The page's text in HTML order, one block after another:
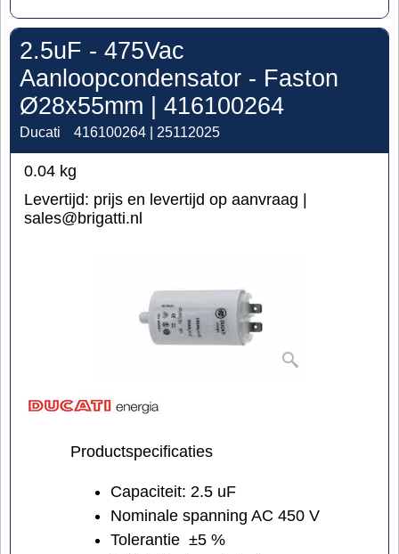
2.5uF - 475Vac
Aanloopcondensator - Faston
Ø28x55mm | 416100264
Ducati 416100264 | 25112025
0.04 kg
Levertijd: prijs en levertijd op aanvraag |
sales@brigatti.nl
Productspecificaties
Capaciteit: 2.5 uF
Nominale spanning AC 450 V
Tolerantie ±5 %